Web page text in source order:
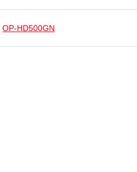
OP-HD500GN